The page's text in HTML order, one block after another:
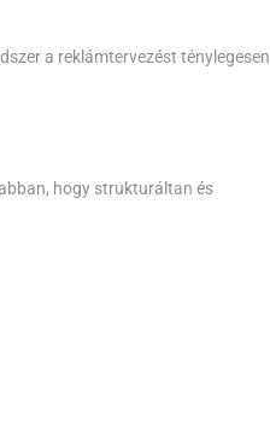
a reklámtervezést ténylegesen
hogy strukturáltan és